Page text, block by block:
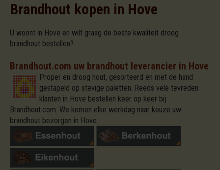
Brandhout kopen in Hove
U woont in Hove en wilt graag de beste kwaliteit droog
brandhout bestellen?
Brandhout.com uw brandhout leverancier in Hove
Proper en droog hout, gesorteerd en met de hand
gestapeld op stevige paletten. Reeds vele tevreden
klanten in Hove bestellen keer op keer bij
Brandhout.com. We komen elke werkdag naar keuze uw
brandhout bezorgen in Hove.